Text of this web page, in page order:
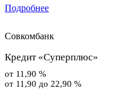
Подробнее
Совкомбанк
Кредит «Суперплюс»
от 11,90 %
от 11,90 до 22,90 %